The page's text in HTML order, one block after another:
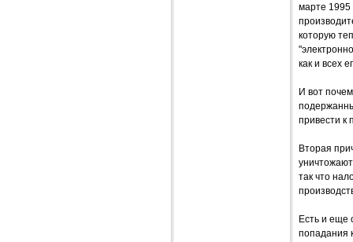
марте 1995
которую
как и всех
И вот
привести к
Вторая
так что
Есть и еще
попадания